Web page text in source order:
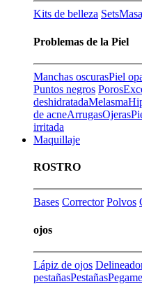
Kits de belleza Sets
Problemas de la Piel
Manchas oscurasPiel
Puntos negros Poros
deshidratadaMelasma
de acneArrugasOjeras
irritada
Maquillaje
ROSTRO
Bases Corrector Polvos
ojos
Lápiz de ojos
pestañasPestañas